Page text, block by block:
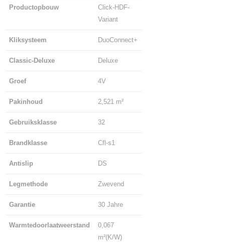
Productopbouw
Click-HDF-
Variant
Kliksysteem DuoConnect+
Classic-Deluxe Deluxe
Groef 4V
Pakinhoud 2,521 m²
Gebruiksklasse 32
Brandklasse Cfl-s1
Antislip DS
Legmethode Zwevend
Garantie 30 Jahre
Warmtedoorlaatweerstand
0,067
m²(K/W)